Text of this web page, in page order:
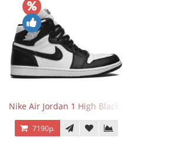
Nike Air Jordan 1 High Black White
7190р.